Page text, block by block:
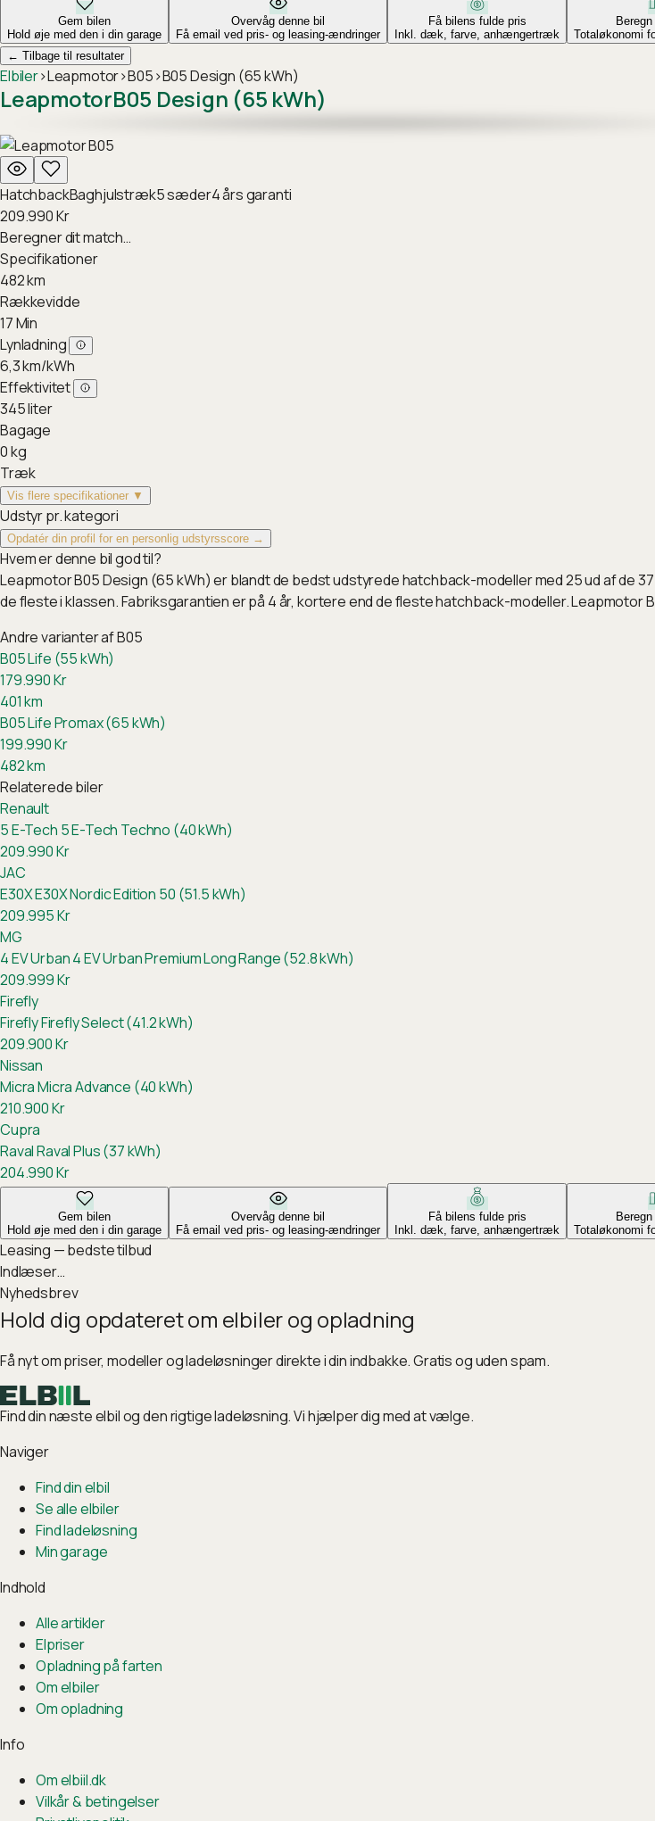
Gem bilen
Hold øje med den i din garage
Overvåg denne bil
Få email ved pris- og leasing-ændringer
Få bilens fulde pris
Inkl. dæk, farve, anhængertræk
Totaløkonomi
← Tilbage til resultater
Elbiler›Leapmotor›B05›B05 Design (65 kWh)
LeapmotorB05 Design (65 kWh)
HatchbackBaghjulstræk5sæder4års garanti
209.990Kr
Beregner dit match…
Specifikationer
482km
Rækkevidde
17Min
Lynladning
6,3km/kWh
Effektivitet
345liter
Bagage
0kg
Træk
Vis flere specifikationer ▼
Udstyr pr. kategori
Opdatér din profil for en personlig udstyrsscore →
Hvem er denne bil god til?
Leapmotor B05 Design (65 kWh) er blandt de bedst udstyrede hatchback-modeller med 25 ud af de
de fleste i klassen. Fabriksgarantien er på 4 år, kortere end de fleste hatchback-modeller.
Andre varianter afB05
B05 Life (55 kWh)
179.990Kr
401km
B05 Life Promax (65 kWh)
199.990Kr
482km
Relaterede biler
Renault
5 E-Tech 5 E-Tech Techno (40 kWh)
209.990Kr
JAC
E30XE30X Nordic Edition 50 (51.5 kWh)
209.995Kr
MG
4 EV Urban4 EV Urban Premium Long Range (52.8 kWh)
209.999Kr
Firefly
FireflyFirefly Select (41.2 kWh)
209.900Kr
Nissan
MicraMicra Advance (40 kWh)
210.900Kr
Cupra
RavalRaval Plus (37 kWh)
204.990Kr
Gem bilen
Hold øje med den i din garage
Overvåg denne bil
Få email ved pris- og leasing-ændringer
Få bilens fulde pris
Inkl. dæk, farve, anhængertræk
Totaløkonomi
Leasing — bedste tilbud
Indlæser…
Nyhedsbrev
Hold dig opdateret om elbiler og opladning
Få nyt om priser, modeller og ladeløsninger direkte i din indbakke. Gratis og uden spam.
Find din næste elbil og den rigtige ladeløsning. Vi hjælper dig med at vælge.
Naviger
Find din elbil
Se alle elbiler
Find ladeløsning
Min garage
Indhold
Alle artikler
Elpriser
Opladning på farten
Om elbiler
Om opladning
Info
Om elbiil.dk
Vilkår & betingelser